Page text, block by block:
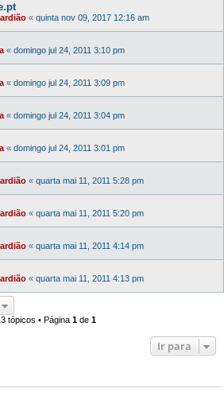
« quinta nov 09, 2017 12:16 am
« domingo jul 24, 2011 3:10 pm
« domingo jul 24, 2011 3:09 pm
« domingo jul 24, 2011 3:04 pm
« domingo jul 24, 2011 3:01 pm
« quarta mai 11, 2011 5:28 pm
« quarta mai 11, 2011 5:20 pm
« quarta mai 11, 2011 4:14 pm
« quarta mai 11, 2011 4:13 pm
tópicos • Página 1 de 1
Ir para